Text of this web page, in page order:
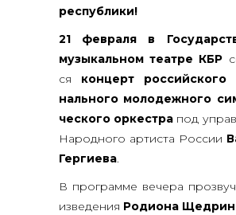
республики!
21 фев­ра­ля в
музы­каль­ном теат­ре КБР
ся кон­церт
наль­но­го моло­деж­но­го
че­ско­го оркест­ра под
Народ­но­го арти­ста Рос­сии
Гер­ги­е­ва.
В про­грам­ме вече­ра
из­ве­де­ния Роди­о­на